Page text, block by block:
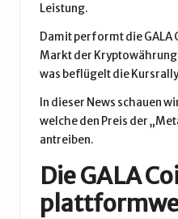
Leistung.
Damit performt die
Markt der
was beflügelt die
In dieser News schauen
welche den Preis der „
antreiben.
Die GALA